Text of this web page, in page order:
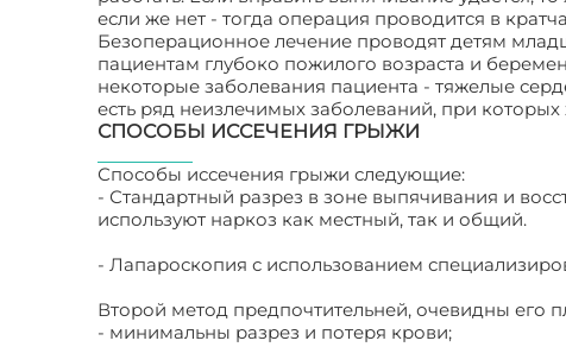
если же нет - тогда операция проводится в
Безоперационное лечение проводят детям
пациентам глубоко пожилого возраста и
некоторые заболевания пациента - тяжелые
есть ряд неизлечимых заболеваний, при
СПОСОБЫ ИССЕЧЕНИЯ ГРЫЖИ
Способы иссечения грыжи следующие:
- Стандартный разрез в зоне выпячивания и
используют наркоз как местный, так и общий.
- Лапароскопия с использованием
Второй метод предпочтительней, очевидны его
- минимальны разрез и потеря крови;